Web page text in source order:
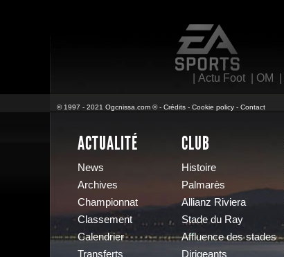
Actu Foot| OM
© 1997 - 2021 Ogcnissa.com © - Crédits - Cookie policy - Contact
ACTUALITÉ
News
Archives
Championnat
Classement
Calendrier
Transferts
CLUB
Histoire
Palmarès
Allianz Riviera
Stade du Ray
Affluence des stades
Dirigeants